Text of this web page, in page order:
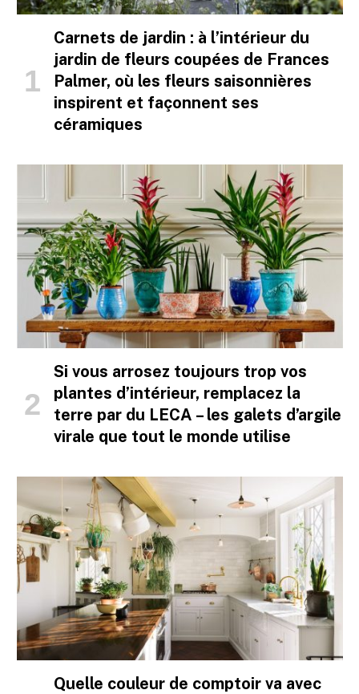
Carnets de jardin : à l’intérieur du
jardin de fleurs coupées de Frances
Palmer, où les fleurs saisonnières
inspirent et façonnent ses
céramiques
Si vous arrosez toujours trop vos
plantes d’intérieur, remplacez la
terre par du LECA – les galets d’argile
virale que tout le monde utilise
Quelle couleur de comptoir va avec